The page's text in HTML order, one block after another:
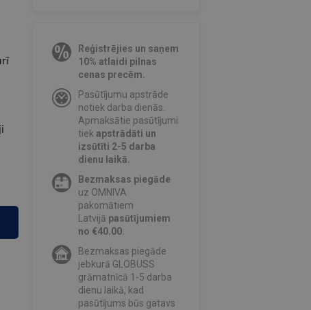
Reģistrējies un saņem
10% atlaidi pilnas
cenas precēm.
Pasūtījumu apstrāde
notiek darba dienās.
Apmaksātie pasūtījumi
tiekapstrādāti un
izsūtīti 2-5 darba
dienu laikā.
Bezmaksas piegāde
uz OMNIVA
pakomātiem
Latvijā pasūtījumiem
no €40.00.
Bezmaksas piegāde
jebkurā GLOBUSS
grāmatnīcā 1-5 darba
dienu laikā, kad
pasūtījums būs gatavs